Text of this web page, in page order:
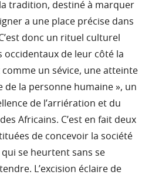
tradition, destiné à marquer
a une place précise dans
donc un rituel culturel
occidentaux de leur côté la
un sévice, une atteinte
de la personne humaine », un
de l’arriération et du
Africains. C’est en fait deux
de concevoir la société
se heurtent sans se
L’excision éclaire de